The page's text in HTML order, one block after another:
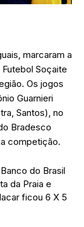
marcaram a
Soçaite
Os jogos
Guarnieri
Santos), no
Bradesco
competição.
do Brasil
da Praia e
ficou 6 X 5